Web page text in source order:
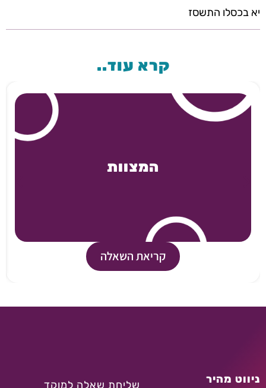
יא בכסלו התשסז
קרא עוד..
המצוות
קריאת השאלה
ניווט מהיר שליחת שאלה למוקד